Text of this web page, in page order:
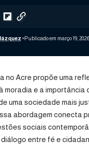
Publicado em março 19, 2026
no Acre propõe uma
moradia e a importância
uma sociedade mais
abordagem conecta
sociais
entre fé e